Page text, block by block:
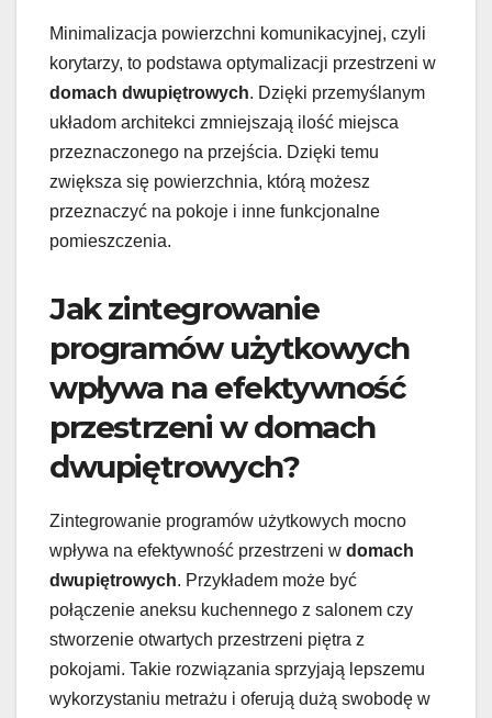
Minimalizacja powierzchni komunikacyjnej, czyli
korytarzy, to podstawa optymalizacji przestrzeni w
domach dwupiętrowych. Dzięki przemyślanym
układom architekci zmniejszają ilość miejsca
przeznaczonego na przejścia. Dzięki temu
zwiększa się powierzchnia, którą możesz
przeznaczyć na pokoje i inne funkcjonalne
pomieszczenia.
Jak zintegrowanie
programów użytkowych
wpływa na efektywność
przestrzeni w domach
dwupiętrowych?
Zintegrowanie programów użytkowych mocno
wpływa na efektywność przestrzeni w domach
dwupiętrowych. Przykładem może być
połączenie aneksu kuchennego z salonem czy
stworzenie otwartych przestrzeni piętra z
pokojami. Takie rozwiązania sprzyjają lepszemu
wykorzystaniu metrażu i oferują dużą swobodę w